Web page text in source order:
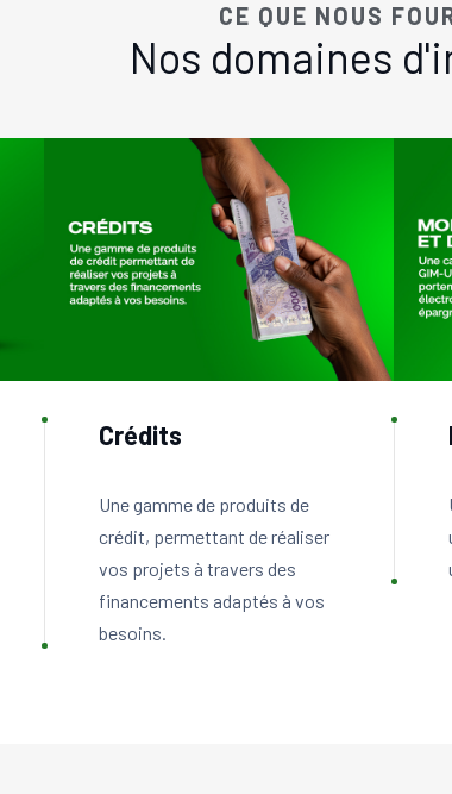
CE QUE NOUS
Nos domaines
Crédits
Une gamme de produits de
crédit, permettant de réaliser
vos projets à travers des
financements adaptés à vos
besoins.